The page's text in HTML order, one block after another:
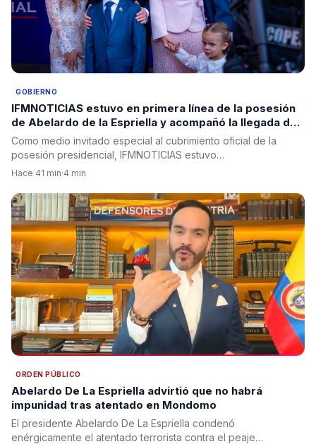
GOBIERNO
IFMNOTICIAS estuvo en primera línea de la posesión
de Abelardo de la Espriella y acompañó la llegada de
los protagonistas del nuevo Gobierno
Como medio invitado especial al cubrimiento oficial de la
posesión presidencial, IFMNOTICIAS estuvo…
Hace 41 min·4 min
ORDEN PÚBLICO
Abelardo De La Espriella advirtió que no habrá
impunidad tras atentado en Mondomo
El presidente Abelardo De La Espriella condenó
enérgicamente el atentado terrorista contra el peaje…